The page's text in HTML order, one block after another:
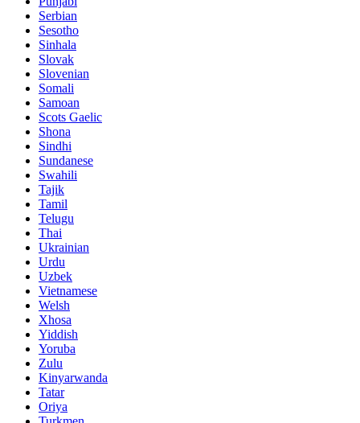
Serbian
Sesotho
Sinhala
Slovak
Slovenian
Somali
Samoan
Scots Gaelic
Shona
Sindhi
Sundanese
Swahili
Tajik
Tamil
Telugu
Thai
Ukrainian
Urdu
Uzbek
Vietnamese
Welsh
Xhosa
Yiddish
Yoruba
Zulu
Kinyarwanda
Tatar
Oriya